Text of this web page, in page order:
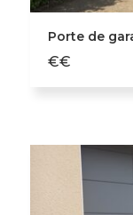
Porte de
€€